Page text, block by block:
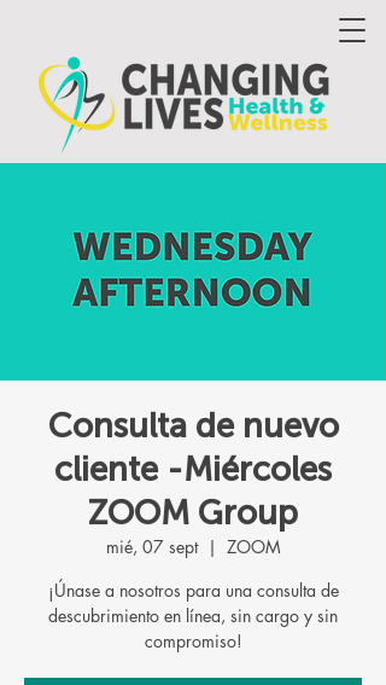
Consulta de nuevo
cliente -Miércoles
ZOOM Group
mié, 07 sept
  |
ZOOM
¡Únase a nosotros para una consulta de
descubrimiento en línea, sin cargo y sin